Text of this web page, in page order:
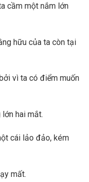
cầm một nắm lớn
hữu của ta còn tại
vì ta có điểm muốn
hai mắt.
cái lảo đảo, kém
mất.